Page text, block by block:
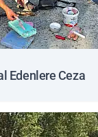
Edenlere Ceza